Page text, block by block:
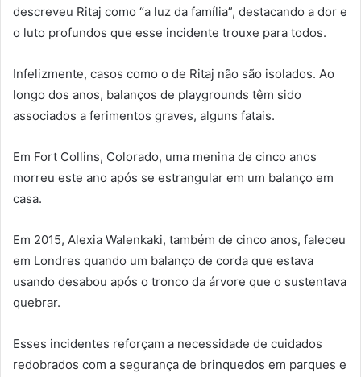
descreveu Ritaj como “a luz da família”, destacando a dor e
o luto profundos que esse incidente trouxe para todos.
Infelizmente, casos como o de Ritaj não são isolados. Ao
longo dos anos, balanços de playgrounds têm sido
associados a ferimentos graves, alguns fatais.
Em Fort Collins, Colorado, uma menina de cinco anos
morreu este ano após se estrangular em um balanço em
casa.
Em 2015, Alexia Walenkaki, também de cinco anos, faleceu
em Londres quando um balanço de corda que estava
usando desabou após o tronco da árvore que o sustentava
quebrar.
Esses incidentes reforçam a necessidade de cuidados
redobrados com a segurança de brinquedos em parques e